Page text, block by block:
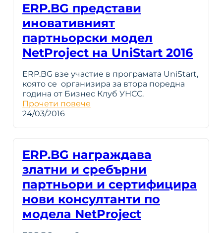
ERP.BG представи
иновативният
партньорски модел
NetProject на UniStart 2016
ERP.BG взе участие в програмата UniStart,
която се организира за втора поредна
година от Бизнес Клуб УНСС.
Прочети повече
24/03/2016
ERP.BG награждава
златни и сребърни
партньори и сертифицира
нови консултанти по
модела NetProject